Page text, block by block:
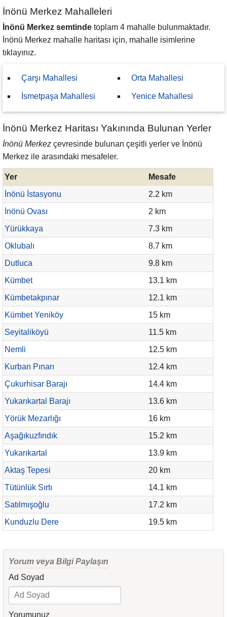
İnönü Merkez Mahalleleri
İnönü Merkez semtinde toplam 4 mahalle bulunmaktadır.
İnönü Merkez mahalle haritası için, mahalle isimlerine
tıklayınız.
Çarşı Mahallesi
İsmetpaşa Mahallesi
Orta Mahallesi
Yenice Mahallesi
İnönü Merkez Haritası Yakınında Bulunan Yerler
İnönü Merkez çevresinde bulunan çeşitli yerler ve İnönü
Merkez ile arasındaki mesafeler.
Yer
Mesafe
İnönü İstasyonu
2.2 km
İnönü Ovası
2 km
Yürükkaya
7.3 km
Oklubalı
8.7 km
Dutluca
9.8 km
Kümbet
13.1 km
Kümbetakpınar
12.1 km
Kümbet Yeniköy
15 km
Seyitaliköyü
11.5 km
Nemli
12.5 km
Kurban Pınarı
12.4 km
Çukurhisar Barajı
14.4 km
Yukarıkartal Barajı
13.6 km
Yörük Mezarlığı
16 km
Aşağıkuzfındık
15.2 km
Yukarıkartal
13.9 km
Aktaş Tepesi
20 km
Tütünlük Sırtı
14.1 km
Satılmışoğlu
17.2 km
Kunduzlu Dere
19.5 km
Yorum veya Bilgi Paylaşın
Ad Soyad
Yorumunuz